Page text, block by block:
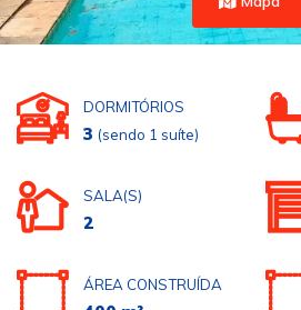
DORMITÓRIOS
3 (sendo 1 suíte)
SALA(S)
2
ÁREA CONSTRUÍDA